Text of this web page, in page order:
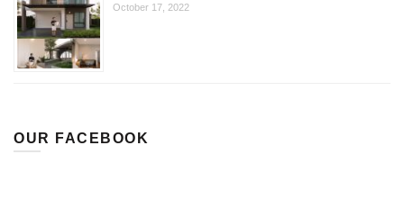
October 17, 2022
OUR FACEBOOK